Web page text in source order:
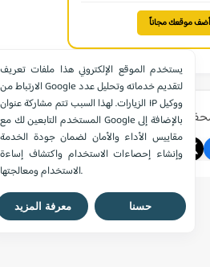
موقعك مجاناً
©موقع الشامل التعليمي
يستخدم الموقع الإلكتروني هذا ملفات تعريف
الارتباط من Google لتقديم خدماته وتحليل عدد
الزيارات. لهذا السبب تتم مشاركة عنوان IP ووكيل
المستخدم التابعين لك مع Google بالإضافة إلى
مقاييس الأداء والأمان لضمان جودة الخدمة
وإنشاء إحصاءات الاستخدام واكتشاف إساءة
معرفة المزيد حسنا